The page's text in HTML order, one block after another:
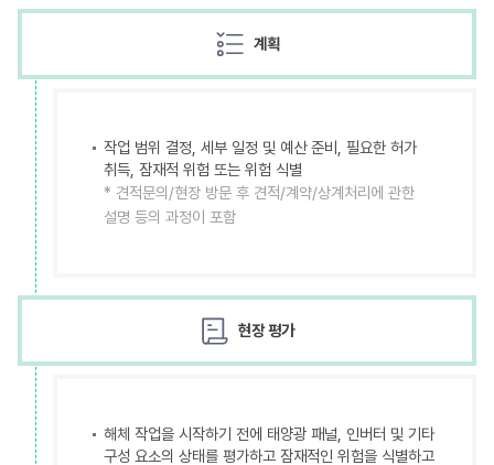
계획
작업 범위 결정, 세부 일정 및 예산 준비, 필요한 허가
취득, 잠재적 위험 또는 위험 식별
* 견적문의/현장 방문 후 견적/계약/상계처리에 관한
설명 등의 과정이 포함
현장 평가
해체 작업을 시작하기 전에 태양광 패널, 인버터 및 기타
구성 요소의 상태를 평가하고 잠재적인 위험을 식별하고